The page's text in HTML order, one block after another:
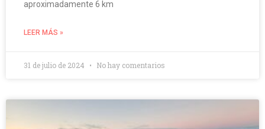
aproximadamente 6 km
LEER MÁS »
31 de julio de 2024 No hay comentarios